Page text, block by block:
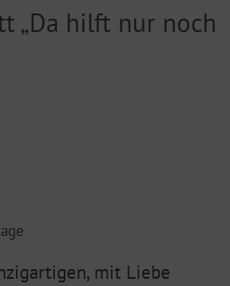
„Da hilft nur noch
mit Liebe